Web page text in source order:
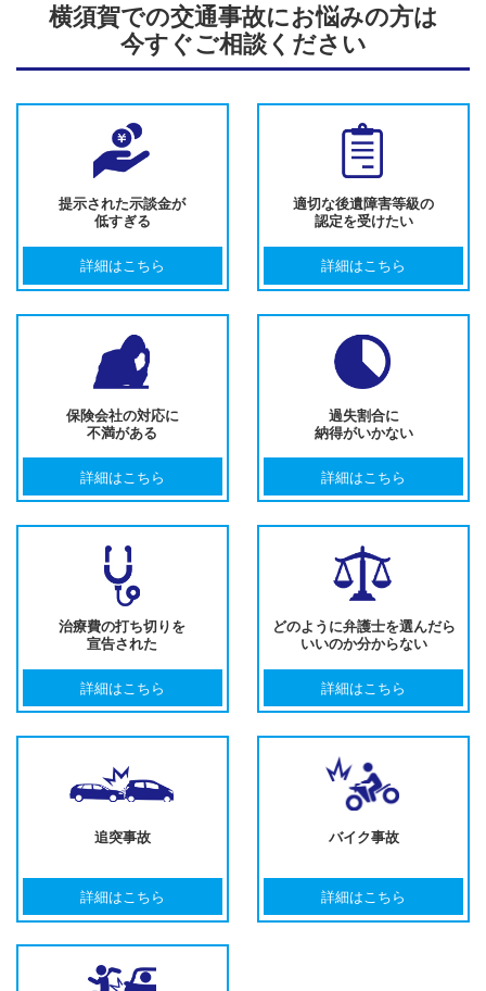
横須賀での交通事故にお悩みの方は
今すぐご相談ください
提示された示談金が
低すぎる
詳細はこちら
適切な後遺障害等級の
認定を受けたい
詳細はこちら
保険会社の対応に
不満がある
詳細はこちら
過失割合に
納得がいかない
詳細はこちら
治療費の打ち切りを
宣告された
詳細はこちら
どのように弁護士を選んだら
いいのか分からない
詳細はこちら
追突事故
詳細はこちら
バイク事故
詳細はこちら